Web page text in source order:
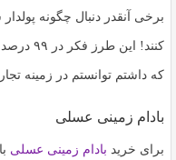
دوستان
خود
بگذارید.
برخی آنقدر دنبال چگونه
کنند!
که داشتم توانستم در زمینه
بادام زمینی عسلی
برای خرید بادام زمینی عسلی